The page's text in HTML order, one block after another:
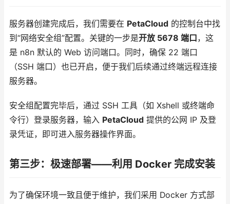
服务器创建完成后，我们需要在 PetaCloud 的控制台中找
到“网络安全组”配置。关键的一步是开放 5678 端口，这
是 n8n 默认的 Web 访问端口。同时，确保 22 端口
（SSH 端口）也已开启，便于我们后续通过终端远程连接
服务器。
安全组配置完毕后，通过 SSH 工具（如 Xshell 或终端命
令行）登录服务器，输入 PetaCloud 提供的公网 IP 及登
录凭证，即可进入服务器操作界面。
第三步：极速部署——利用 Docker 完成安装
为了确保环境一致且便于维护，我们采用 Docker 方式部